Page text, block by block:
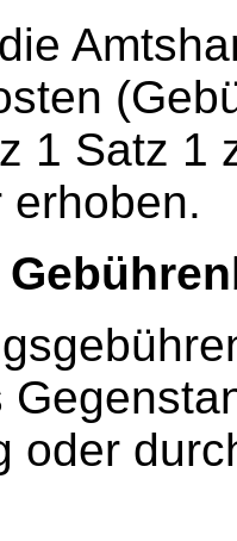
1 Satz 1
erhoben.
oder